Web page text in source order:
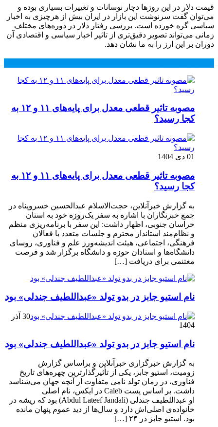
قیمت دلار در این روزها دچار نوسانات و تغییرات بسیاری بوده و
می‌توان گفت سرنوشت این بازار در ایران بیش از هرچیزی به اخبار
سیاسی گره خورده است. بررسی رفتار دلار در دوره‌های مختلف
زمانی می‌تواند تصویر دقیق‌تری از تاثیر اخبار سیاسی و اقتصادی آن
دوران بر این ارز را به ما نشان دهد.
مصوبه تاثیر قطعی معدل برای پایه‌های ۱۱ و ۱۲ به
کجا رسید؟
01 دی 1404
مصوبه تاثیر قطعی معدل برای پایه‌های ۱۱ و ۱۲ به
کجا رسید؟
به گزارش خبرآنلاین، حجت‌الاسلام عبدالحسین خسروپناه در
جمع خبرنگاران با اشاره به سفر یک‌روزه خود به استان
خراسان جنوبی، اظهار داشت: این سفر با برنامه‌ریزی منظم
و نظام‌مند استاندار محترم و جلسات متعدد با فعالان
فرهنگی، اجتماعی، هیئت اندیشه‌ورز علم و فناوری، روسای
دانشگاه‌ها و استادان حوزه و دانشگاه برگزار شد و فرصت
مغتنمی برای دریافت […]
نام استیو جابز در بدو تولد «عبداللطیف جندلی» بود
30 آذر
1404
نام استیو جابز در بدو تولد «عبداللطیف جندلی» بود
به گزارش خبرگزاری خبرآنلاین و براساس گزارش
زومیت، استیو جابز، یکی از تأثیرگذارترین چهره‌های تاریخ
فناوری، در زمان تولد نامی متفاوت از آنچه جهان می‌شناسد
داشت. بر اساس پست Caleb در ایکس، نام اصلی
او عبداللطیف جندلی (Abdul Lateef Jandali) بود که ریشه در
خانواده‌ی اصلی‌اش دارد و سال‌ها از دید عموم پنهان مانده
بود. استیو جابز در ۲۴ […]